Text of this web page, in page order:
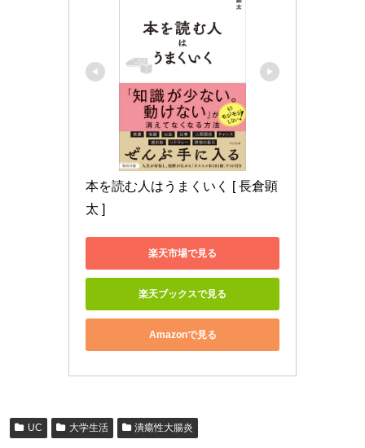
本を読む人はうまくいく [ 長倉顕
太 ]
楽天市場で見る
楽天ブックスで見る
Amazonで見る
UC 大学生活 潰瘍性大腸炎